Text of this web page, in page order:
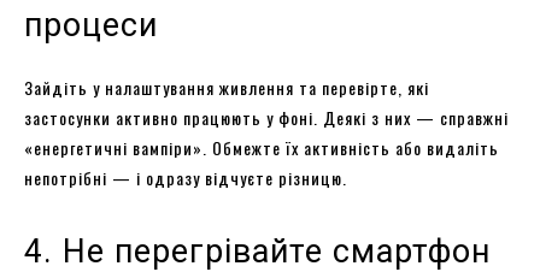
процеси
Зайдіть у налаштування живлення та перевірте, які
застосунки активно працюють у фоні. Деякі з них — справжні
«енергетичні вампіри». Обмежте їх активність або видаліть
непотрібні — і одразу відчуєте різницю.
4. Не перегрівайте смартфон